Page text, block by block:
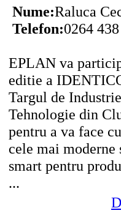
Nume:Raluca
Telefon:0264
EPLAN va
editie a
Targul de
Tehnologie din
pentru a va face
cele mai moderne
smart pentru
...